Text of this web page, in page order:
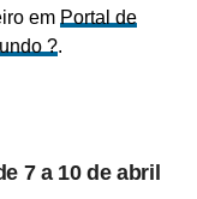
em Portal de
?.
7 a 10 de abril